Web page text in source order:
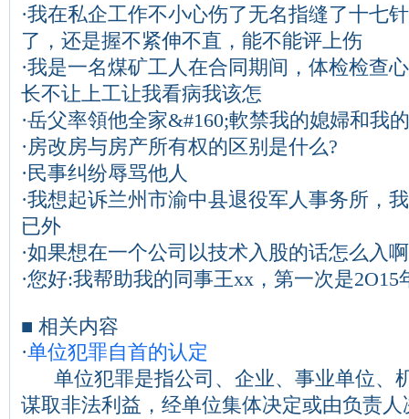
·我在私企工作不小心伤了无名指缝了十七
了，还是握不紧伸不直，能不能评上伤
·我是一名煤矿工人在合同期间，体检检查
长不让上工让我看病我该怎
·岳父率領他全家&#160;軟禁我的媳婦和我
· 房改房与房产所有权的区别是什么?
· 民事纠纷辱骂他人
·我想起诉兰州市渝中县退役军人事务所，
已外
·如果想在一个公司以技术入股的话怎么入
·您好:我帮助我的同事王xx，第一次是2O15
■ 相关内容
·单位犯罪自首的认定
单位犯罪是指公司、企业、事业单位、
谋取非法利益，经单位集体决定或由负责